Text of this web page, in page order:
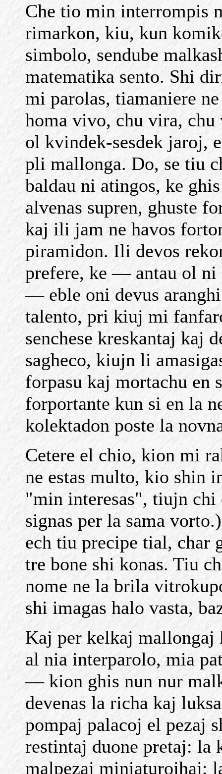
Che tio min interrompis
rimarkon, kiu, kun
simbolo, sendube
matematika sento. Shi
mi parolas, tiamaniere
homa vivo, chu vira,
ol kvindek-sesdek jaroj,
pli mallonga. Do, se tiu
baldau ni atingos, ke
alvenas supren, ghuste
kaj ili jam ne havos
piramidon. Ili devos
prefere, ke — antau ol ni
— eble oni devus
talento, pri kiuj mi
senchese kreskantaj kaj
sagheco, kiujn li
forpasu kaj mortachu en
forportante kun si en la
kolektadon poste la
Cetere el chio, kion mi
ne estas multo, kio shin
"min interesas", tiujn
signas per la sama
ech tiu precipe tial, char
tre bone shi konas. Tiu
nome ne la brila
shi imagas halo vasta,
Kaj per kelkaj
al nia interparolo, mia
— kion ghis nun nur
devenas la richa kaj
pompaj palacoj el pezaj
restintaj duone pretaj: la
malpezaj miniaturojhaj;